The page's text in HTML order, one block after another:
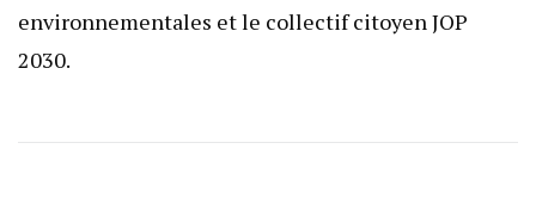
environnementales et le collectif citoyen JOP
2030.